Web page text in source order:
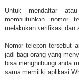
Untuk mendaftar
membutuhkan nomor
melakukan verifikasi dan
Nomor telepon tersebut
jadi bagi orang yang
bisa menghubungi anda
sama memiliki aplikasi